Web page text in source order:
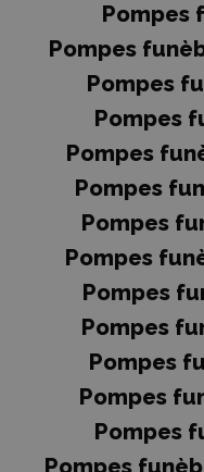
Pompes
Pompes
Pompes
Pompes
Pompes
Pompes
Pompes
Pompes
Pompes
Pompes
Pompes
Pompes
Pompes
Pompes